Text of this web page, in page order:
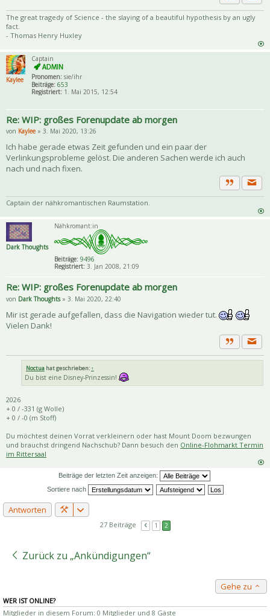
Zitat
The great tragedy of Science - the slaying of a beautiful hypothesis by an ugly
fact.
- Thomas Henry Huxley
Kaylee
Captain
Pronomen: sie/ihr
Beiträge: 653
Registriert: 1. Mai 2015, 12:54
Re: WIP: großes Forenupdate ab morgen
von Kaylee » 3. Mai 2020, 13:26
Ich habe gerade etwas Zeit gefunden und ein paar der
Verlinkungsprobleme gelöst. Die anderen Sachen werde ich auch
nach und nach fixen.
Zitat
Captain der nähkromantischen Raumstation.
Dark Thoughts
Nähkromant:in
Beiträge: 9496
Registriert: 3. Jan 2008, 21:09
Re: WIP: großes Forenupdate ab morgen
von Dark Thoughts» 3. Mai 2020, 22:40
Mir ist gerade aufgefallen, dass die Navigation wieder tut.
Vielen Dank!
Zitat
Noctua hat geschrieben: ↑
Du bist eine Disney-Prinzessin!
2026
+ 0 / -331 (g Wolle)
+ 0 / -0 (m Stoff)
Du möchtest deinen Vorrat verkleinern oder hast Mount Doom bezwungen
und brauchst dringend Nachschub? Dann besuch den Online-Flohmarkt Termin
im Rittersaal
Beiträge der letzten Zeit anzeigen:
Sortiere nach
Antworten
27 Beiträge 1 2
Zurück zu „Ankündigungen“
Gehe zu
WER IST ONLINE?
Mitglieder in diesem Forum: 0 Mitglieder und 8 Gäste